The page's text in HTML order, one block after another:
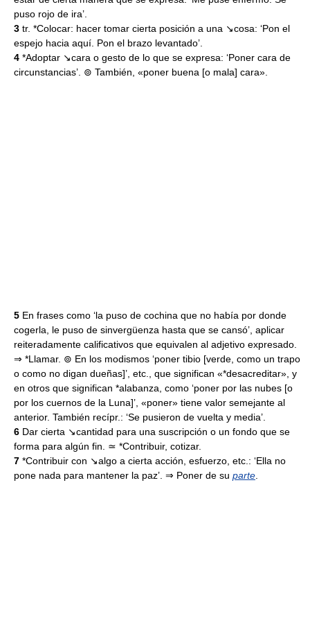
puso rojo de ira’.
3 tr. *Colocar: hacer tomar cierta posición a una ↘cosa: ‘Pon el
espejo hacia aquí. Pon el brazo levantado’.
4 *Adoptar ↘cara o gesto de lo que se expresa: ‘Poner cara de
circunstancias’. ⊚ También, «poner buena [o mala] cara».
5 En frases como ‘la puso de cochina que no había por donde
cogerla, le puso de sinvergüenza hasta que se cansó’, aplicar
reiteradamente calificativos que equivalen al adjetivo expresado.
⇒ *Llamar. ⊚ En los modismos ‘poner tibio [verde, como un trapo
o como no digan dueñas]’, etc., que significan «*desacreditar», y
en otros que significan *alabanza, como ‘poner por las nubes [o
por los cuernos de la Luna]’, «poner» tiene valor semejante al
anterior. También recípr.: ‘Se pusieron de vuelta y media’.
6 Dar cierta ↘cantidad para una suscripción o un fondo que se
forma para algún fin. ≃ *Contribuir, cotizar.
7 *Contribuir con ↘algo a cierta acción, esfuerzo, etc.: ‘Ella no
pone nada para mantener la paz’. ⇒ Poner de su parte